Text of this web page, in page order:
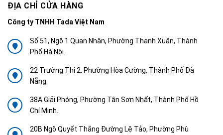
ĐỊA CHỈ CỬA HÀNG
Công ty TNHH Tada Việt Nam
Số 51, Ngõ 1 Quan Nhân, Phường Thanh Xuân, Thành
Phố Hà Nội.
22 Trường Thi 2, Phường Hòa Cường, Thành Phố Đà
Nẵng.
38A Giải Phóng, Phường Tân Sơn Nhất, Thành Phố Hồ
Chí Minh.
20B Ngõ Quyết Thắng Đường Lệ Tảo, Phường Phù